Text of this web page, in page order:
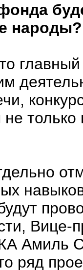
народы?
не
Вице-
Амиль
ряд